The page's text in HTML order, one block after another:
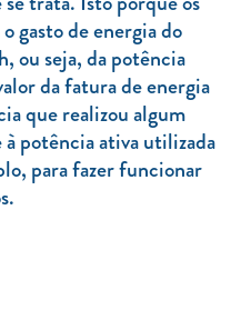
gasto de energia do
ou seja, da potência
da fatura de energia
que realizou algum
potência ativa utilizada
para fazer funcionar